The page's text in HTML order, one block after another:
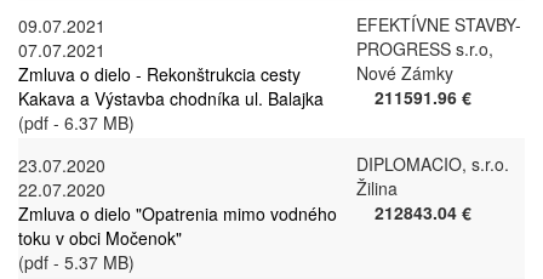
09.07.2021
07.07.2021
Zmluva o dielo - Rekonštrukcia cesty
Kakava a Výstavba chodníka ul. Balajka
(pdf - 6.37 MB)
EFEKTÍVNE STAVBY-
PROGRESS s.r.o,
Nové Zámky
211591.96 €
23.07.2020
22.07.2020
Zmluva o dielo "Opatrenia mimo vodného
toku v obci Močenok"
(pdf - 5.37 MB)
DIPLOMACIO, s.r.o.
Žilina
212843.04 €